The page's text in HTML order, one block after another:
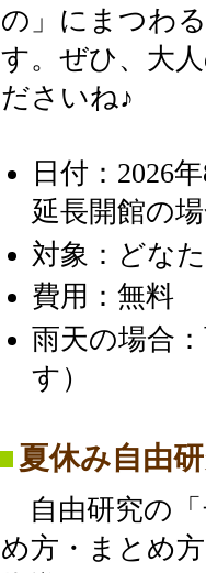
の」にまつわ
す。ぜひ、大
ださいね♪
日付：2026
延長開館の
対象：どな
費用：無料
雨天の場合
す）
夏休み自由
自由研究の「
め方・まとめ